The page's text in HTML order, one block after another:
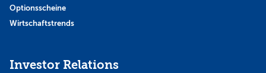
Optionsscheine
Wirtschaftstrends
Investor Relations